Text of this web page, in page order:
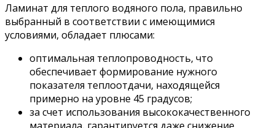
Ламинат для теплого водяного пола, правильно
выбранный в соответствии с имеющимися
условиями, обладает плюсами:
оптимальная теплопроводность, что
обеспечивает формирование нужного
показателя теплоотдачи, находящейся
примерно на уровне 45 градусов;
за счет использования высококачественного